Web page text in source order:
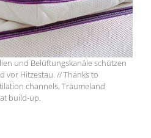
und Belüftungskanäle schützen
vor Hitzestau. // Thanks to
channels, Träumeland
build-up.